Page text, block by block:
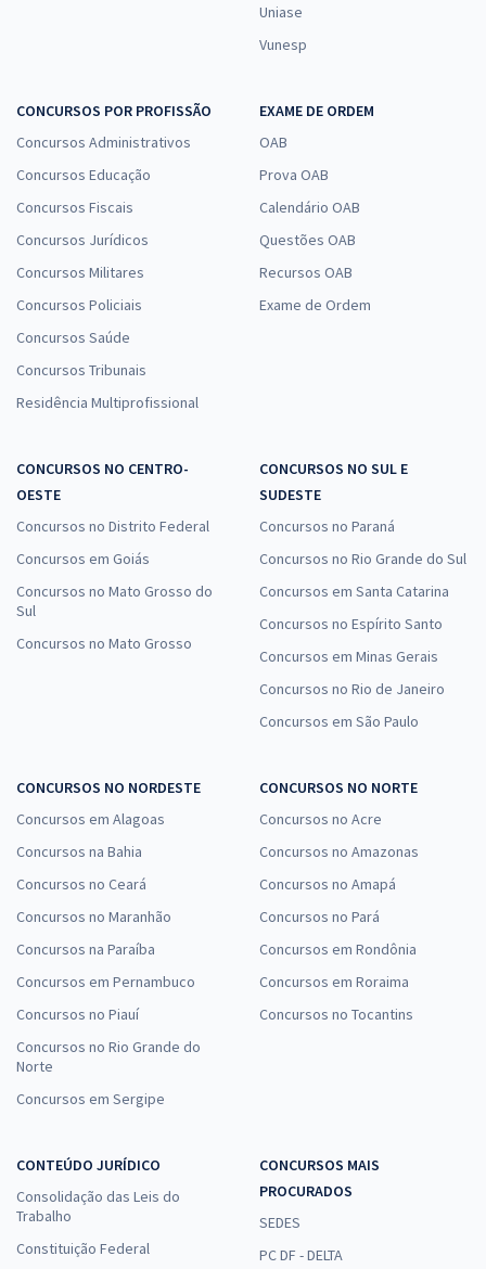
Uniase
Vunesp
CONCURSOS POR PROFISSÃO
Concursos Administrativos
Concursos Educação
Concursos Fiscais
Concursos Jurídicos
Concursos Militares
Concursos Policiais
Concursos Saúde
Concursos Tribunais
Residência Multiprofissional
EXAME DE ORDEM
OAB
Prova OAB
Calendário OAB
Questões OAB
Recursos OAB
Exame de Ordem
CONCURSOS NO CENTRO-
OESTE
Concursos no Distrito Federal
Concursos em Goiás
Concursos no Mato Grosso do
Sul
Concursos no Mato Grosso
CONCURSOS NO SUL E
SUDESTE
Concursos no Paraná
Concursos no Rio Grande do Sul
Concursos em Santa Catarina
Concursos no Espírito Santo
Concursos em Minas Gerais
Concursos no Rio de Janeiro
Concursos em São Paulo
CONCURSOS NO NORDESTE
Concursos em Alagoas
Concursos na Bahia
Concursos no Ceará
Concursos no Maranhão
Concursos na Paraíba
Concursos em Pernambuco
Concursos no Piauí
Concursos no Rio Grande do
Norte
Concursos em Sergipe
CONCURSOS NO NORTE
Concursos no Acre
Concursos no Amazonas
Concursos no Amapá
Concursos no Pará
Concursos em Rondônia
Concursos em Roraima
Concursos no Tocantins
CONTEÚDO JURÍDICO
Consolidação das Leis do
Trabalho
Constituição Federal
CONCURSOS MAIS
PROCURADOS
SEDES
PC DF - DELTA